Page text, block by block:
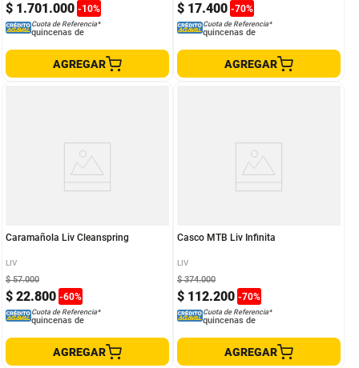
$ 1.701.000 -10%
Cuota de Referencia*
quincenas de
AGREGAR
$ 17.400 -70%
Cuota de Referencia*
quincenas de
AGREGAR
Caramañola Liv Cleanspring
LIV
$ 22.800 -60%
$ 57.000
Cuota de Referencia*
quincenas de
AGREGAR
Casco MTB Liv Infinita
LIV
$ 112.200 -70%
$ 374.000
Cuota de Referencia*
quincenas de
AGREGAR